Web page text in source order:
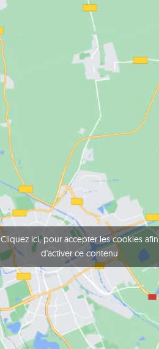
Cliquez ici, pour accepter les cookies afin
d'activer ce contenu